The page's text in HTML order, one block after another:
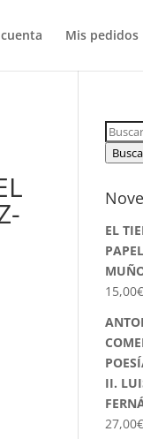
Mis pedidos
Buscar
por:
EL
15,00€
II.
27,00€